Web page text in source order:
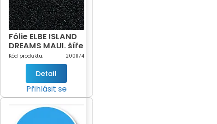
Fólie ELBE ISLAND
DREAMS MAUI, šíře
160 cm - ZRUŠENO
Kód produktu: 2001174
Detail
Přihlásit se